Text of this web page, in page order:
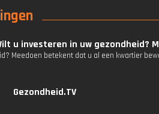
u investeren in uw
Meedoen betekent dat u al een kwartier
Gezondheid.TV